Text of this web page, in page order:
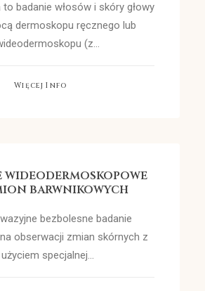
badanie włosów i skóry głowy
dermoskopu ręcznego lub
(z…
Więcej Info
wideodermoskopowe
barwnikowych
bezbolesne badanie
obserwacji zmian skórnych z
użyciem specjalnej…